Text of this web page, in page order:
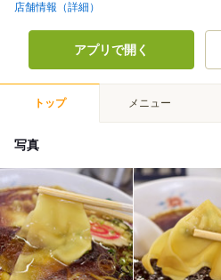
店舗情報（詳細）
アプリで開く
トップ メニュー
写真